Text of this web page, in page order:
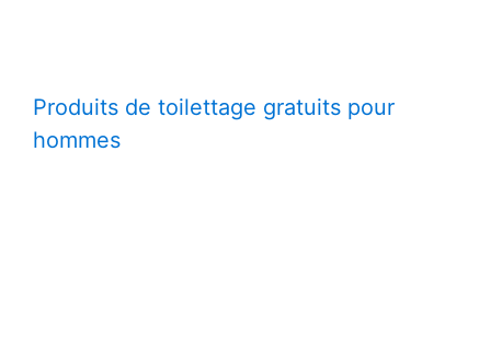
Produits de toilettage gratuits pour
hommes